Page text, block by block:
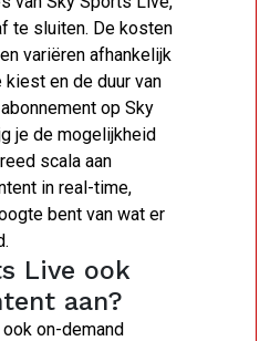
te sluiten. De kosten
variëren afhankelijk
en de duur van
op Sky
je de mogelijkheid
scala aan
in real-time,
bent van wat er
Live ook
aan?
on-demand